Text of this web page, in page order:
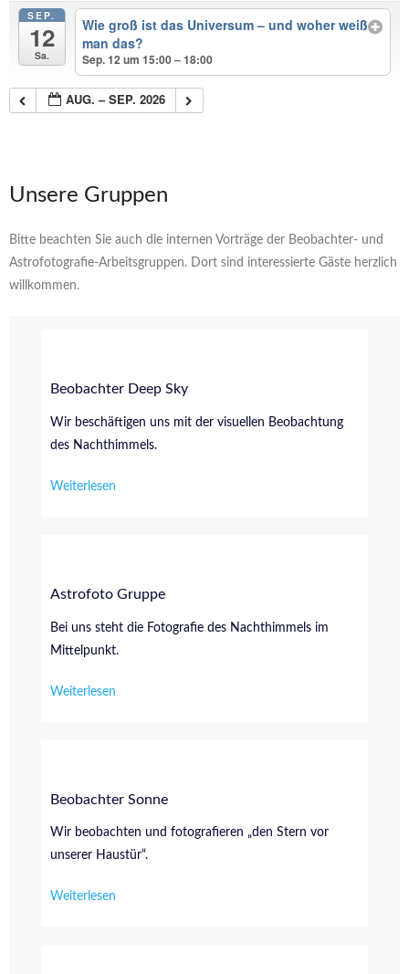
SEP.
12
Sa.
Wie groß ist das Universum – und woher weiß
man das?
Sep. 12 um 15:00 – 18:00
AUG. – SEP. 2026
Unsere Gruppen
Bitte beachten Sie auch die internen Vorträge der Beobachter- und
Astrofotografie-Arbeitsgruppen. Dort sind interessierte Gäste herzlich
willkommen.
Beobachter Deep Sky
Wir beschäftigen uns mit der visuellen Beobachtung
des Nachthimmels.
Weiterlesen
Astrofoto Gruppe
Bei uns steht die Fotografie des Nachthimmels im
Mittelpunkt.
Weiterlesen
Beobachter Sonne
Wir beobachten und fotografieren „den Stern vor
unserer Haustür“.
Weiterlesen